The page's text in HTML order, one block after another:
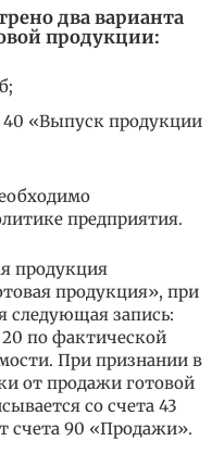
два варианта
продукции:
«Выпуск продукции
предприятия.
продукция
продукция», при
следующая запись:
20 по фактической
При признании в
от продажи готовой
со счета 43
счета 90 «Продажи».